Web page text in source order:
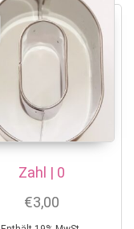
Zahl | 0
€3,00